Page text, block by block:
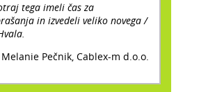
tega imeli čas za
in izvedeli veliko novega /
Melanie Pečnik, Cablex-m d.o.o.